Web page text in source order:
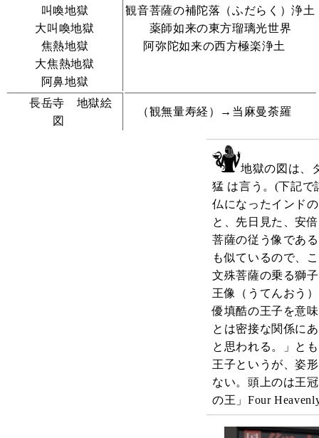
叫喚地獄
大叫喚地獄
焦熱地獄
大焦熱地獄
阿鼻地獄
観音菩薩の補陀落（ふだらく）浄土
薬師如来の東方瑠璃光世界
阿弥陀如来の西方極楽浄土
長岳寺 地獄絵
図
（観無量寿経）→当麻曼荼羅
地獄の図は、
猛 は言う。(下記で
仏になったインド
と、先日見た、安
菩薩の従う像であ
も似ているので、
文殊菩薩の乗る獅
王像（うてんおう
優填酷の王子を意
とは密接な関係に
と思われる。」と
王子というが、姿
ない。頭上のは王
の王」Four